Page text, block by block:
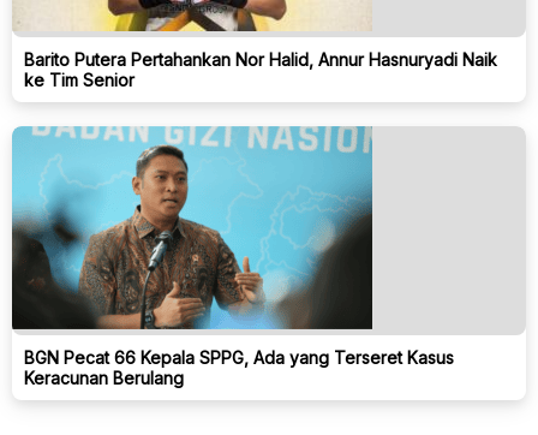
Barito Putera Pertahankan Nor Halid, Annur Hasnuryadi Naik
ke Tim Senior
BGN Pecat 66 Kepala SPPG, Ada yang Terseret Kasus
Keracunan Berulang